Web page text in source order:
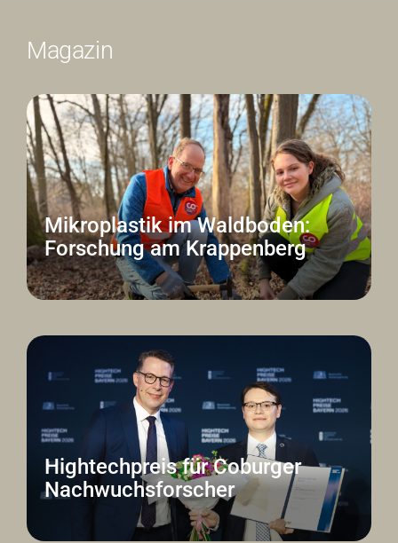
Magazin
Mikroplastik im Waldboden:
Forschung am Krappenberg
Hightechpreis für Coburger
Nachwuchsforscher